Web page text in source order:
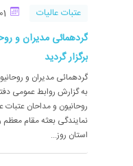
عتبات عالیات
گردهمائی مدیران و
برگزار گردید
گردهمائی مدیران و
به گزارش روابط عمومی
روحانیون و مداحان عتبات
نمایندگی بعثه مقام
استان روز...